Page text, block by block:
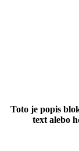
Toto je popis
text alebo